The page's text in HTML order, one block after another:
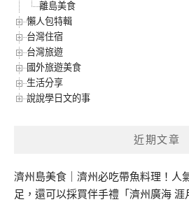
離島美食
懶人包特輯
台灣住宿
台灣旅遊
國外旅遊美食
生活分享
說說學日文的事
近期文章
濟州島美食｜濟州必吃帶魚料理！人
足，還可以採買伴手禮「濟州廣海 涯